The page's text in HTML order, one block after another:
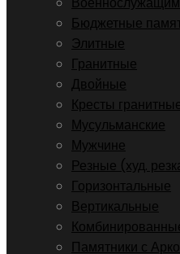
Бюджетные
Элитные
Гранитные
Двойные
Кресты
Мусульманские
Мужчине
Резные (худ.
Горизонтальные
Вертикальные
Памятники с